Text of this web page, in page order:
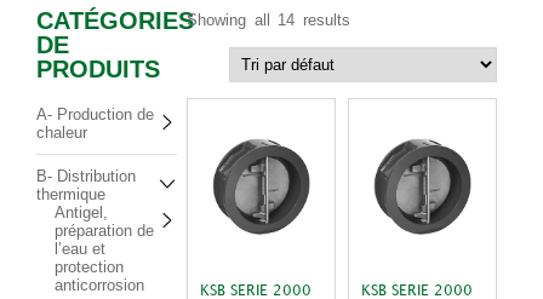
CATÉGORIES
DE
PRODUITS
A- Production de
chaleur
B- Distribution
thermique
Antigel,
préparation de
l’eau et
protection
anticorrosion
Showing all 14 results
KSB SERIE 2000
KSB SERIE 2000